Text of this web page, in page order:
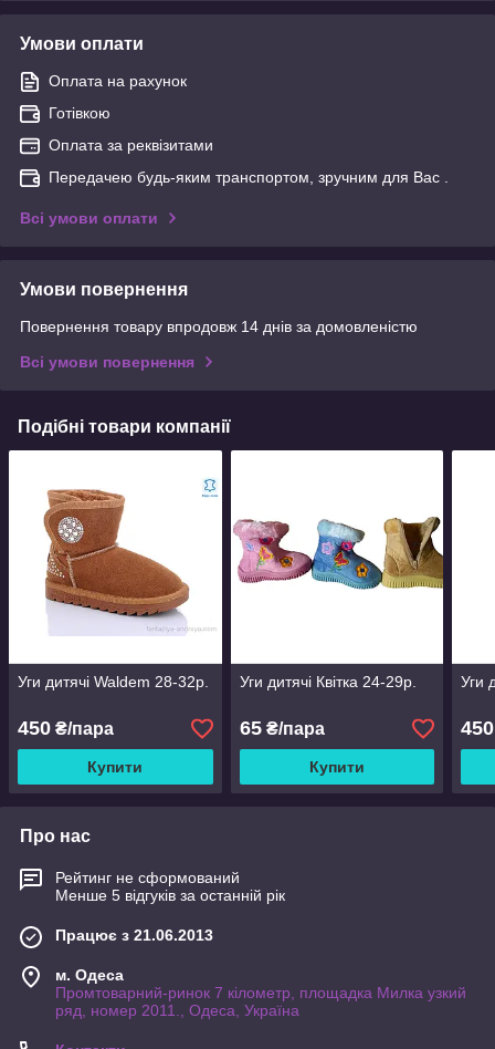
Умови оплати
Оплата на рахунок
Готівкою
Оплата за реквізитами
Передачею будь-яким транспортом, зручним для Вас .
Всі умови оплати
Умови повернення
Повернення товару впродовж 14 днів за домовленістю
Всі умови повернення
Подібні товари компанії
Уги дитячі Waldem 28-32р.
450 ₴/пара
Купити
Уги дитячі Квітка 24-29р.
65₴/пара
Купити
Уги
450
Про нас
Рейтинг не сформований
Менше 5 відгуків за останній рік
Працює з 21.06.2013
м. Одеса
Промтоварний-ринок 7 кілометр, площадка Милка узкий
ряд, номер 2011., Одеса, Україна